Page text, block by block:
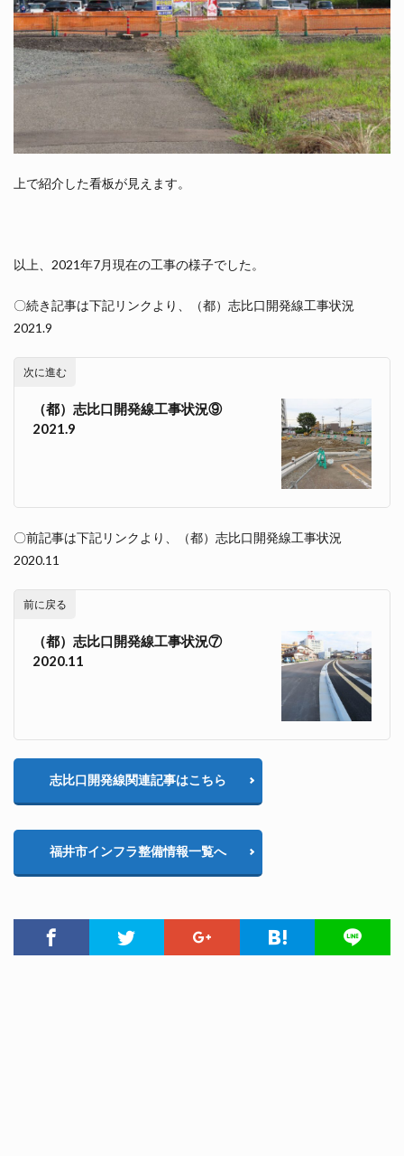
上で紹介した看板が見えます。
以上、2021年7月現在の工事の様子でした。
〇続き記事は下記リンクより、（都）志比口開発線工事状況
2021.9
次に進む
（都）志比口開発線工事状況⑨
2021.9
〇前記事は下記リンクより、（都）志比口開発線工事状況
2020.11
前に戻る
（都）志比口開発線工事状況⑦
2020.11
志比口開発線関連記事はこちら
福井市インフラ整備情報一覧へ